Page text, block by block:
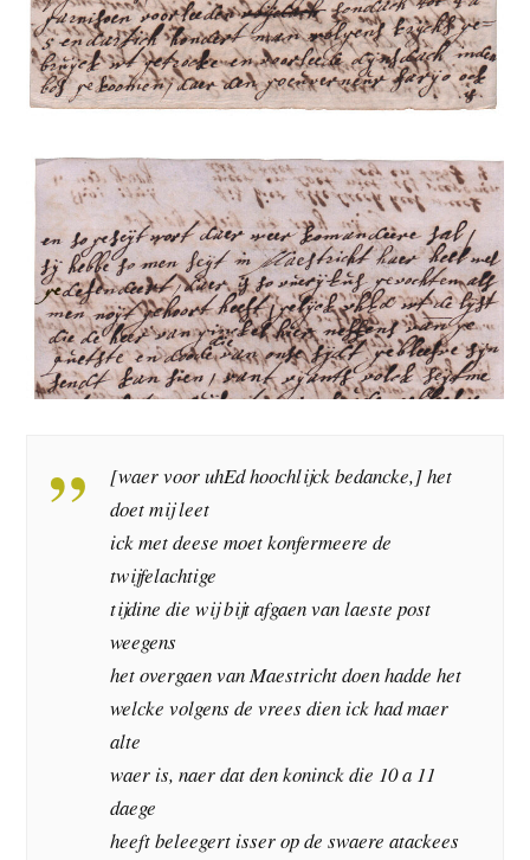
[waer voor uhEd hoochlijck bedancke,] het
doet mij leet
ick met deese moet konfermeere de
twijfelachtige
tijdine die wij bijt afgaen van laeste post
weegens
het overgaen van Maestricht doen hadde het
welcke volgens de vrees dien ick had maer
alte
waer is, naer dat den koninck die 10 a 11
daege
heeft beleegert isser op de swaere atackees